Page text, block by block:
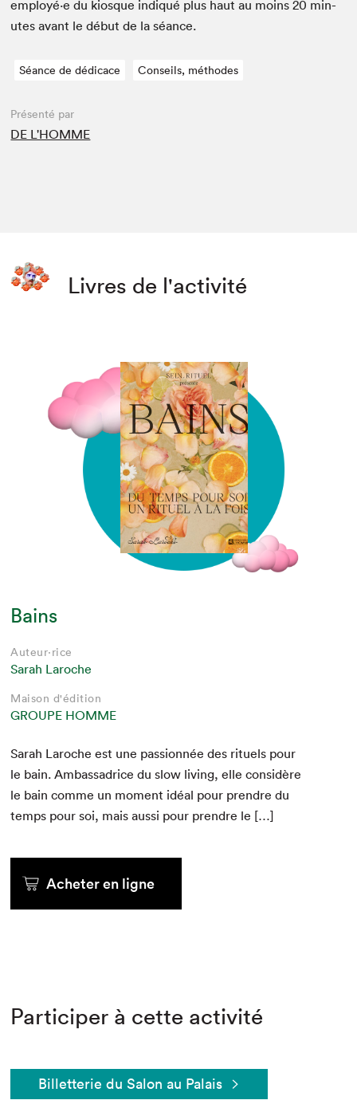
employé·e du kiosque indiqué plus haut au moins20 min­
utes avant le début de la séance.
Séance de dédicace Conseils, méthodes
Présenté par
DE L'HOMME
Livres de l'activité
Bains
Auteur·rice
Sarah Laroche
Maison d'édition
GROUPE HOMME
Sarah Laroche est une pas­sion­née des rit­uels pour
le bain. Ambas­sadrice du slow liv­ing, elle con­sid­ère
le bain comme un moment idéal pour pren­dre du
temps pour soi, mais aus­si pour pren­dre le […]
Acheter en ligne
Participer à cette activité
Billetterie du Salon au Palais